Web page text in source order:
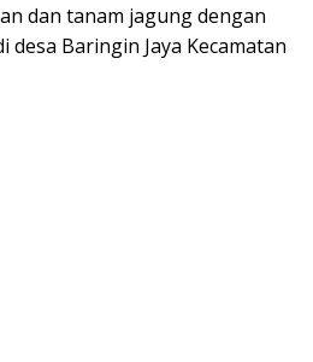
dan tanam jagung dengan
desa Baringin Jaya Kecamatan